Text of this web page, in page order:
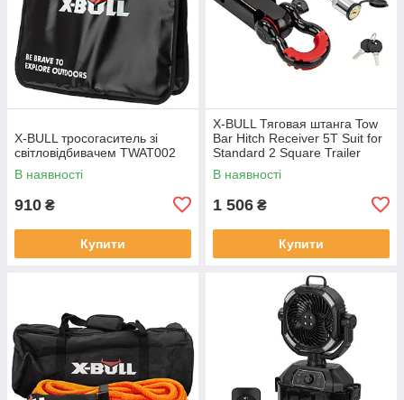
X-BULL тросогаситель зі
світловідбивачем TWAT002
В наявності
910 ₴
Купити
X-BULL Тяговая штанга Tow
Bar Hitch Receiver 5T Suit for
Standard 2 Square Trailer
Connector THR5000
В наявності
1 506 ₴
Купити